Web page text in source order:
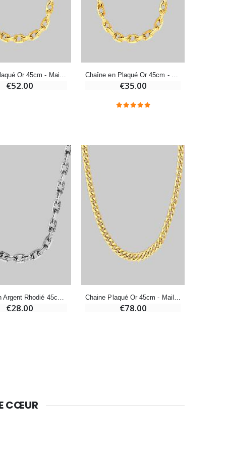
-20%
€7.90
-10%
Bougie de Neuvaine Contre le Mal - Saint Michel
€5.50
-25%
Lot de 20 Bougies de Neuvaine Blanches
Chaîne Plaqué Or 45cm - Maille Forçat 1,45mm
€52.00
Chaîne en Plaqué Or 45cm - Maille Forçat Diamantée 1.00mm
€35.00
Chaine en Argent Rhodié 45cm - Maille Forçat 1,30mm
€28.00
Chaine Plaqué Or 45cm - Maille Gourmette 2,4mm
€78.00
CŒUR